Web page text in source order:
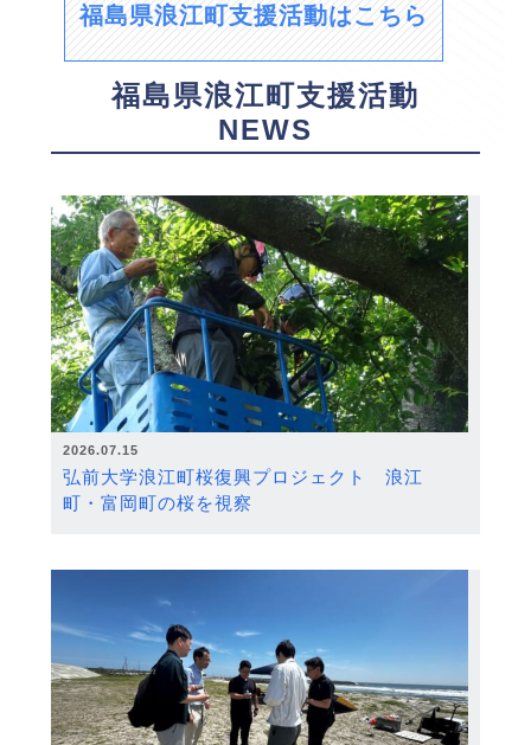
福島県浪江町支援活動はこちら
福島県浪江町支援活動
NEWS
2026.07.15
弘前大学浪江町桜復興プロジェクト 浪江
町・富岡町の桜を視察